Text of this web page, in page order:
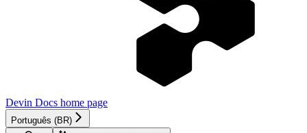
Devin Docs home page
Português (BR)